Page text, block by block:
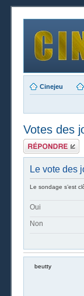
Cinejeu
Votes des
Publier une
réponse
Le vote des
Le sondage s’est
Oui
Non
beutty